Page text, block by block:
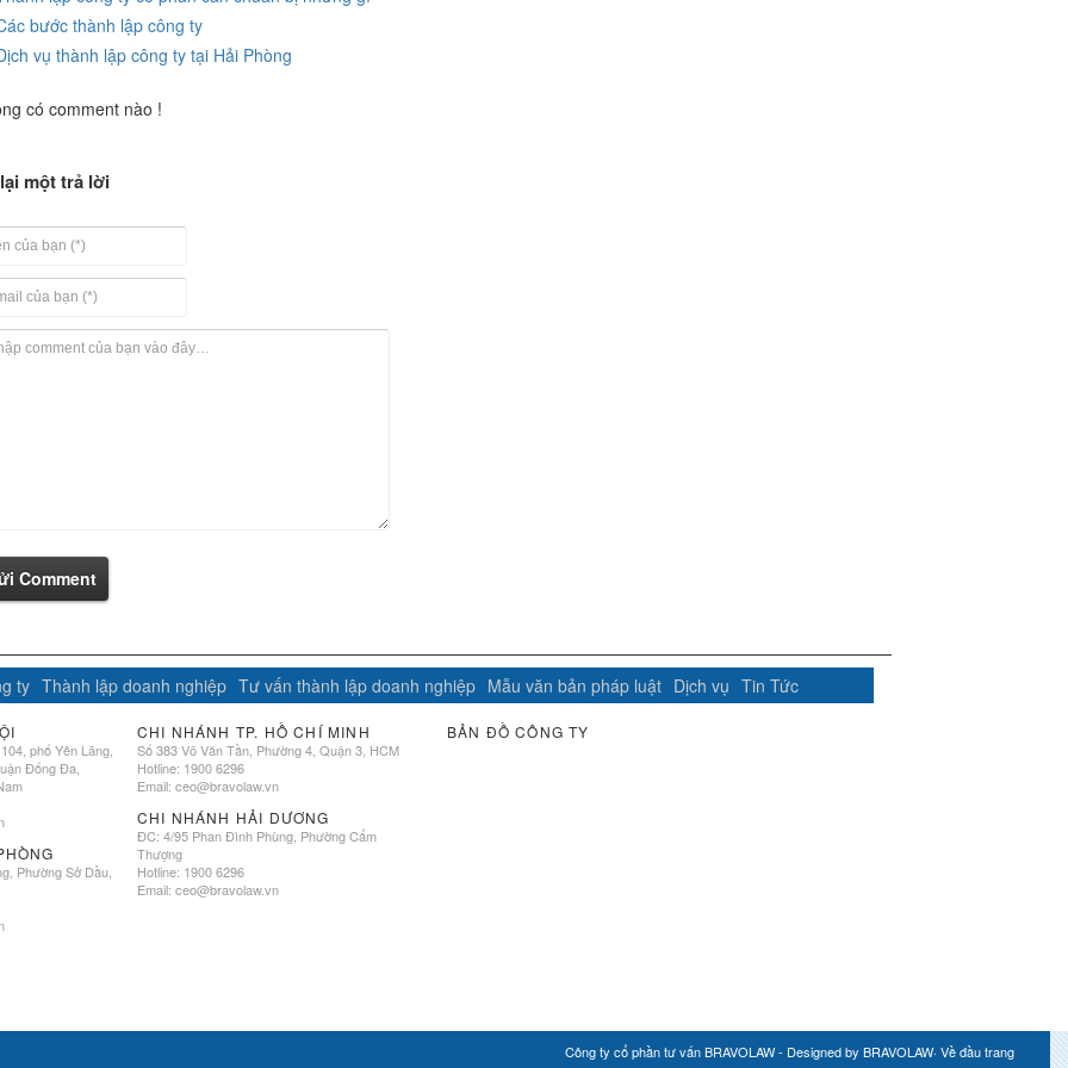
bước thành lập công ty
vụ thành lập công ty tại Hải Phòng
có comment nào !
một trả lời
Comment
ty Thành lập doanh nghiệp Tư vấn thành lập doanh nghiệp Mẫu văn bản pháp luật Dịch vụ Tin Tức
phố Yên Lãng,
Đống Đa,
Phường Sở Dầu,
CHI NHÁNH TP. HỒ CHÍ MINH
Số 383 Võ Văn Tần, Phường 4, Quận 3, HCM
Hotline: 1900 6296
Email: ceo@bravolaw.vn
CHI NHÁNH HẢI DƯƠNG
ĐC: 4/95 Phan Đình Phùng, Phường Cẩm
Thượng
Hotline: 1900 6296
Email: ceo@bravolaw.vn
BẢN ĐỒ CÔNG TY
Công ty cổ phần tư vấn BRAVOLAW - Designed by BRAVOLAW· Về đầu trang